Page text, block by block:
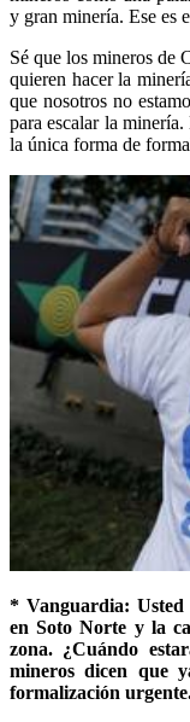
y gran minería. Ese es
Sé que los mineros de
quieren hacer la
que nosotros no
para escalar la
la única forma de
* Vanguardia: Usted
en Soto Norte y la
zona. ¿Cuándo
mineros dicen que
formalización